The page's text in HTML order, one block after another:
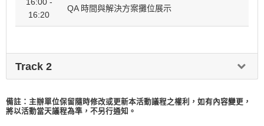
16:20
QA 時間與解決方案攤位展示
Track 2
適合對象：業務決策者、技術決策者/專家、企業
備註：主辦單位保留隨時修改或更新本活動議程之權利，如有內容變更，
將以活動當天議程為準，不另行通知。